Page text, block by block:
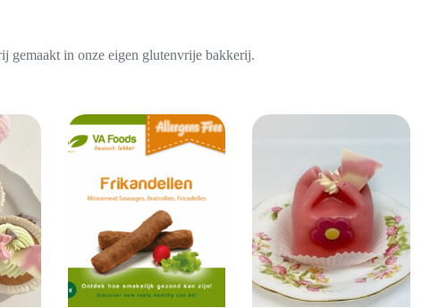
gemaakt in onze eigen glutenvrije bakkerij.